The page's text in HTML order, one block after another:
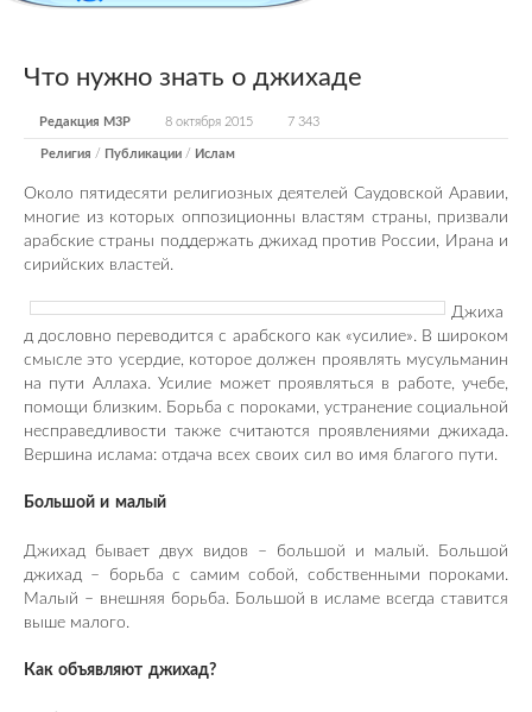
Что нужно знать о джихаде
Редакция М3Р 8 октября 2015 7 343
Религия / Публикации / Ислам
Около пятидесяти религиозных деятелей Саудовской Аравии,
многие из которых оппозиционны властям страны, призвали
арабские страны поддержать джихад против России, Ирана и
сирийских властей.
Джиха
д дословно переводится с арабского как «усилие». В широком
смысле это усердие, которое должен проявлять мусульманин
на пути Аллаха. Усилие может проявляться в работе, учебе,
помощи близким. Борьба с пороками, устранение социальной
несправедливости также считаются проявлениями джихада.
Вершина ислама: отдача всех своих сил во имя благого пути.
Большой и малый
Джихад бывает двух видов – большой и малый. Большой
джихад – борьба с самим собой, собственными пороками.
Малый – внешняя борьба. Большой в исламе всегда ставится
выше малого.
Как объявляют джихад?